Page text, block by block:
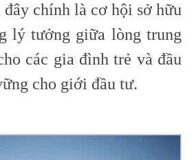
đây chính là cơ hội sở hữu
lý tưởng giữa lòng trung
các gia đình trẻ và đầu
cho giới đầu tư.